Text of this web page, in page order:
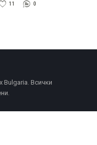
11
0
Bulgaria. Всички